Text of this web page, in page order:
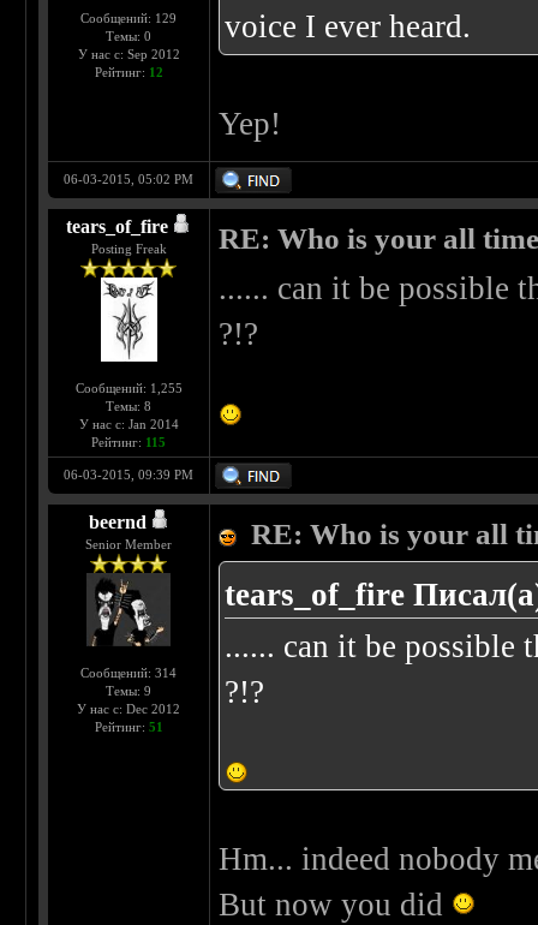
Сообщений: 129
Темы: 0
У нас с: Sep 2012
Рейтинг: 12
voice I ever heard.
Yep!
06-03-2015, 05:02 PM
tears_of_fire
Posting Freak
Сообщений: 1,255
Темы: 8
У нас с: Jan 2014
Рейтинг: 115
RE: Who is your all
...... can it be possible
?!?
06-03-2015, 09:39 PM
beernd
Senior Member
Сообщений: 314
Темы: 9
У нас с: Dec 2012
Рейтинг: 51
RE: Who is your all
tears_of_fire
...... can it be possible
?!?
Hm... indeed nobody
But now you did